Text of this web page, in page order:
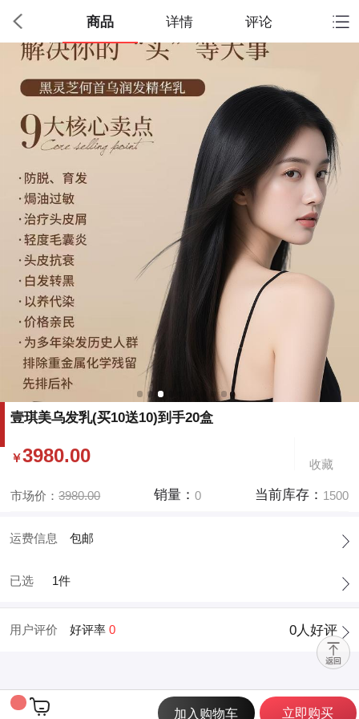
商品 详情 评论
壹琪美乌发乳(买10送10)到手20盒
￥3980.00 收藏
市场价：3980.00 销量： 0 当前库存： 1500
运费信息 包邮
已选 1件
用户评价 好评率 0 0人好评
 加入购物车 立即购买